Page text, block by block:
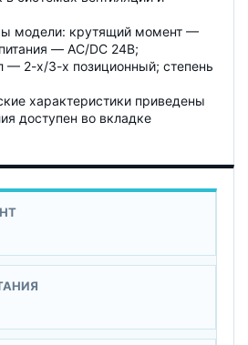
модели: крутящий момент —
— AC/DC 24B;
— 2-х/3-х позиционный; степень
характеристики приведены
доступен во вкладке